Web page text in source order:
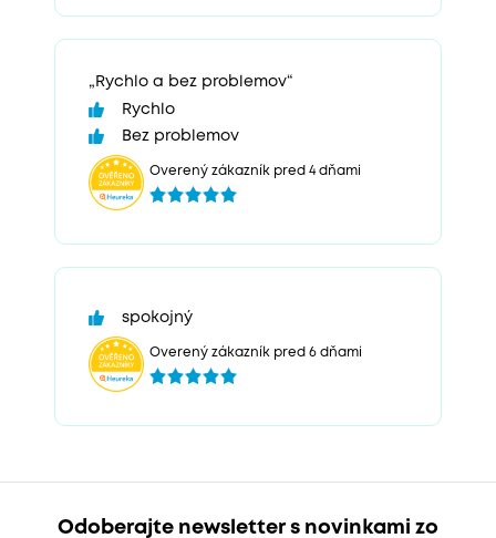
„Rychlo a bez problemov“
Rychlo
Bez problemov
Overený zákazník pred 4 dňami
spokojný
Overený zákazník pred 6 dňami
Odoberajte newsletter s novinkami zo